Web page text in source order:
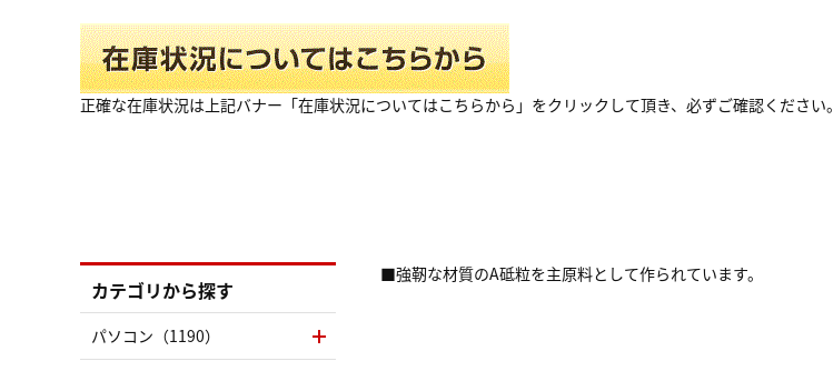
正確な在庫状況は上記バナー「在庫状況についてはこちらから」をクリックして頂き、必ずご確認ください。
■強靭な材質のA砥粒を主原料として作られています。
カテゴリから探す
パソコン（1190）